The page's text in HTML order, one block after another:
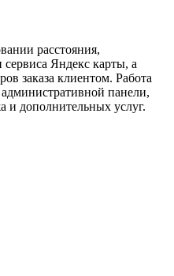
расстояния,
Яндекс карты, а
заказа клиентом. Работа
панели,
и дополнительных услуг.